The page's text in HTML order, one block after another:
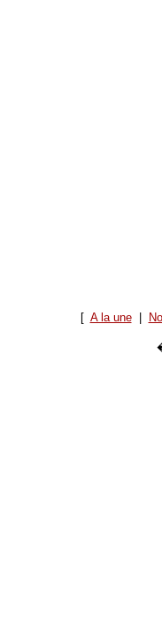
[ A la une|